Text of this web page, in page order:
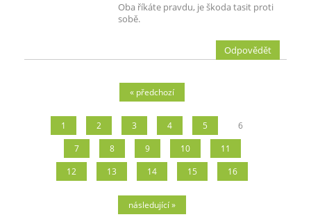
Oba říkáte pravdu, je škoda tasit proti
sobě.
Odpovědět
« předchozí
1 2 3 4 5
6
7
8 9 10
11
12
13 14 15 16
následující »